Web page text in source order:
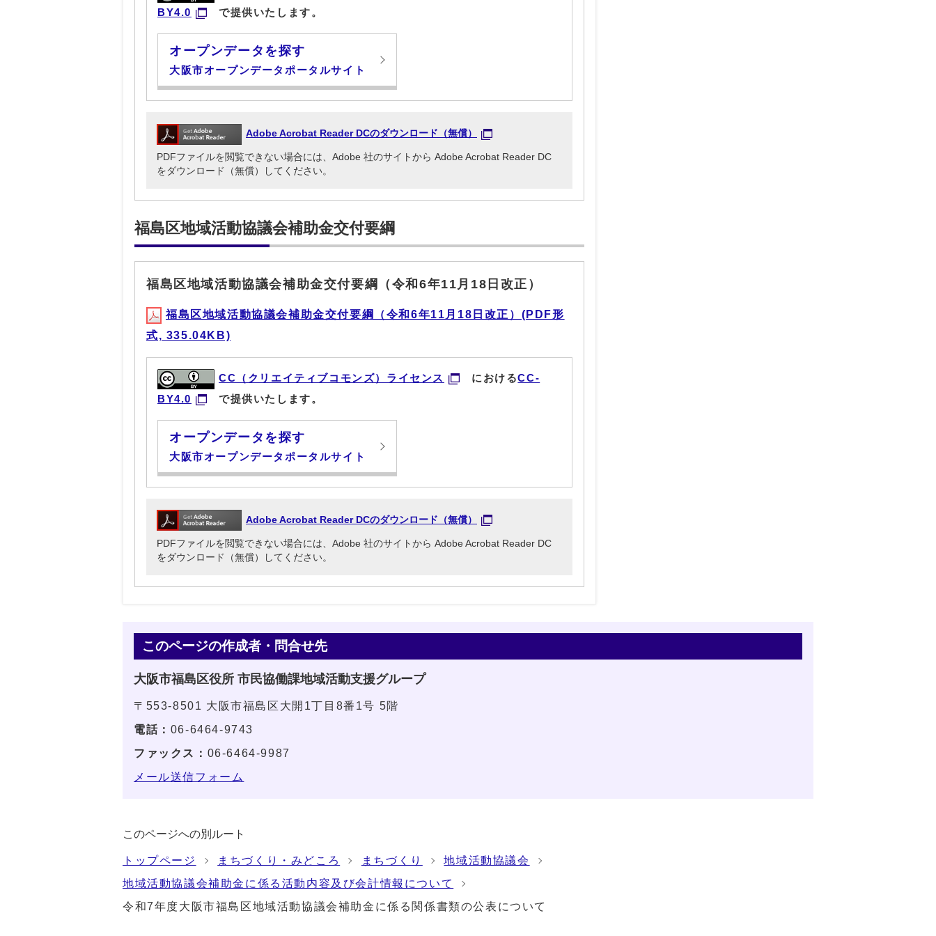
BY4.0 で提供いたします。
オープンデータを探す
大阪市オープンデータポータルサイト
Adobe Acrobat Reader DCのダウンロード（無償）
PDFファイルを閲覧できない場合には、Adobe 社のサイトから Adobe Acrobat Reader DC
をダウンロード（無償）してください。
福島区地域活動協議会補助金交付要綱
福島区地域活動協議会補助金交付要綱（令和6年11月18日改正）
福島区地域活動協議会補助金交付要綱（令和6年11月18日改正）(PDF形
式, 335.04KB)
CC（クリエイティブコモンズ）ライセンス におけるCC-
BY4.0
で提供いたします。
オープンデータを探す
大阪市オープンデータポータルサイト
Adobe Acrobat Reader DCのダウンロード（無償）
PDFファイルを閲覧できない場合には、Adobe 社のサイトから Adobe Acrobat Reader DC
をダウンロード（無償）してください。
このページの作成者・問合せ先
大阪市福島区役所 市民協働課地域活動支援グループ
〒553-8501 大阪市福島区大開1丁目8番1号 5階
電話： 06-6464-9743
ファックス： 06-6464-9987
メール送信フォーム
このページへの別ルート
トップページ まちづくり・みどころ まちづくり
地域活動協議会
地域活動協議会補助金に係る活動内容及び会計情報について
令和7年度大阪市福島区地域活動協議会補助金に係る関係書類の公表について